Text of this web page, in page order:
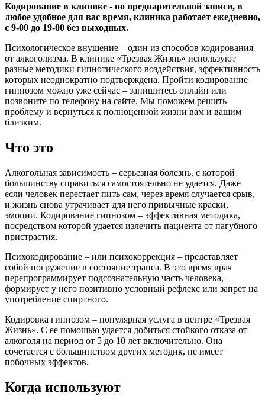
Кодирование в клинике - по предварительной записи, в
любое удобное для вас время, клиника работает ежедневно,
с 9-00 до 19-00 без выходных.
Психологическое внушение – один из способов кодирования
от алкоголизма. В клинике «Трезвая Жизнь» используют
разные методики гипнотического воздействия, эффективность
которых неоднократно подтверждена. Пройти кодирование
гипнозом можно уже сейчас – запишитесь онлайн или
позвоните по телефону на сайте. Мы поможем решить
проблему и вернуться к полноценной жизни вам и вашим
близким.
Что это
Алкогольная зависимость – серьезная болезнь, с которой
большинству справиться самостоятельно не удается. Даже
если человек перестает пить сам, через время случается срыв,
и жизнь снова утрачивает для него привычные краски,
эмоции. Кодирование гипнозом – эффективная методика,
посредством которой удается излечить пациента от пагубного
пристрастия.
Психокодирование – или психокоррекция – представляет
собой погружение в состояние транса. В это время врач
перепрограммирует подсознательную часть человека,
формирует у него позитивно условный рефлекс или запрет на
употребление спиртного.
Кодировка гипнозом – популярная услуга в центре «Трезвая
Жизнь». С ее помощью удается добиться стойкого отказа от
алкоголя на период от 5 до 10 лет включительно. Она
сочетается с большинством других методик, не имеет
побочных эффектов.
Когда используют